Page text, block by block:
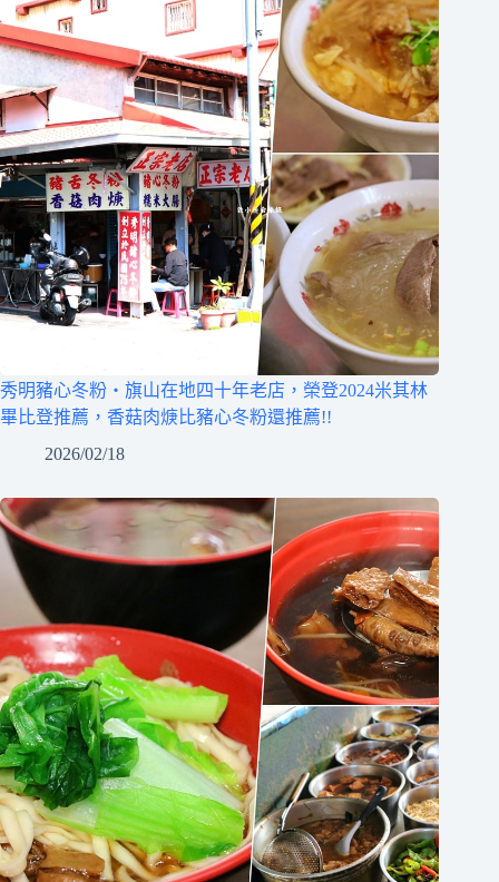
秀明豬心冬粉‧旗山在地四十年老店，榮登2024米其林
畢比登推薦，香菇肉焿比豬心冬粉還推薦!!
2026/02/18